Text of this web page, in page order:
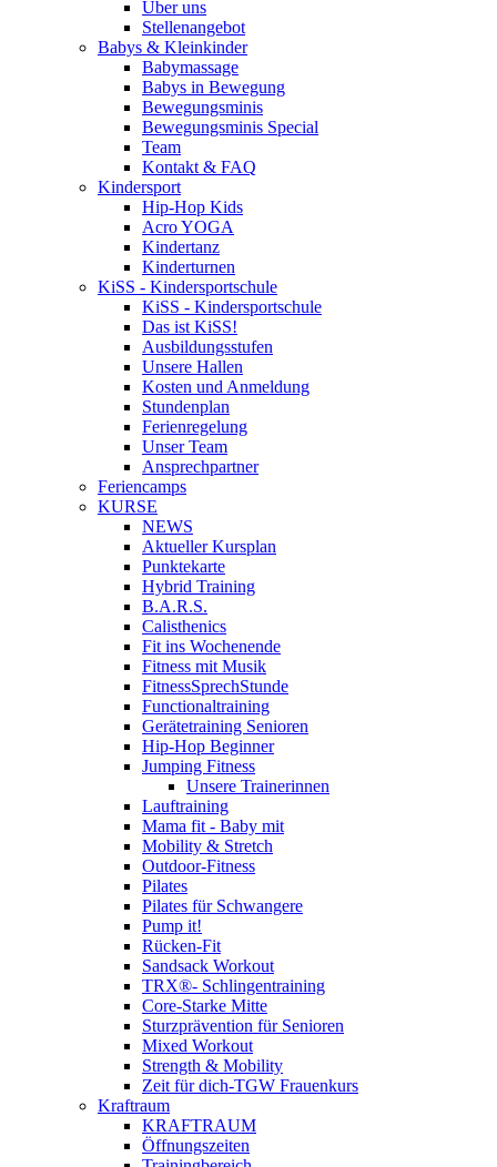
Über uns
Stellenangebot
Babys & Kleinkinder
Babymassage
Babys in Bewegung
Bewegungsminis
Bewegungsminis Special
Team
Kontakt & FAQ
Kindersport
Hip-Hop Kids
Acro YOGA
Kindertanz
Kinderturnen
KiSS - Kindersportschule
KiSS - Kindersportschule
Das ist KiSS!
Ausbildungsstufen
Unsere Hallen
Kosten und Anmeldung
Stundenplan
Ferienregelung
Unser Team
Ansprechpartner
Feriencamps
KURSE
NEWS
Aktueller Kursplan
Punktekarte
Hybrid Training
B.A.R.S.
Calisthenics
Fit ins Wochenende
Fitness mit Musik
FitnessSprechStunde
Functionaltraining
Gerätetraining Senioren
Hip-Hop Beginner
Jumping Fitness
Unsere Trainerinnen
Lauftraining
Mama fit - Baby mit
Mobility & Stretch
Outdoor-Fitness
Pilates
Pilates für Schwangere
Pump it!
Rücken-Fit
Sandsack Workout
TRX®- Schlingentraining
Core-Starke Mitte
Sturzprävention für Senioren
Mixed Workout
Strength & Mobility
Zeit für dich-TGW Frauenkurs
Kraftraum
KRAFTRAUM
Öffnungszeiten